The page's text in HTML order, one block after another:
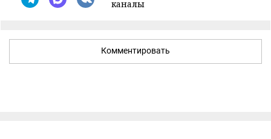
каналы
Комментировать